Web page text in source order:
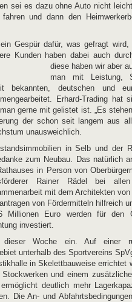
sei es dazu ohne Auto nicht
und dann den
Gespür dafür, was gefragt
Kunden haben dabei auch
diese haben wir aber
man mit Leistung,
deutschen und
Erhard-Trading hat
gerne mit gelistet ist. „Es
der schon seit langem aus
unausweichlich.
in Selb und der
zum Neubau. Das natürlich
in Person von
Rainer Rädel bei
mit dem Architekten
von Fördermitteln hilfreich
Millionen Euro werden für den
investiert.
dieser Woche ein. Auf einer
unterhalb des Sportvereins
in Skelettbauweise errichtet
und einem
deutlich mehr
Die An- und